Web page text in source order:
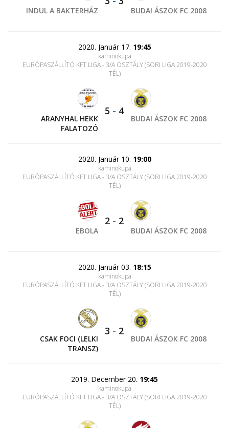
INDUL A BAKTERHÁZ BUDAI ÁSZOK FC 2008
2020. Január 17. 19:45
kaminokupa
EURÓPASZÁLLÍTÓ KFT LIGA - 3/A OSZTÁLY (SORI LIGA 2019-2020
TÉL)
ARANYHAL HEKK
FALATOZÓ
5 - 4
BUDAI ÁSZOK FC 2008
2020. Január 10. 19:00
kaminokupa
EURÓPASZÁLLÍTÓ KFT LIGA - 3/A OSZTÁLY (SORI LIGA 2019-2020
TÉL)
EBOLA
2 - 2
BUDAI ÁSZOK FC 2008
2020. Január 03. 18:15
kaminokupa
EURÓPASZÁLLÍTÓ KFT LIGA - 3/A OSZTÁLY (SORI LIGA 2019-2020
TÉL)
CSAK FOCI (LELKI
TRANSZ)
3 - 2
BUDAI ÁSZOK FC 2008
2019. December 20. 19:45
kaminokupa
EURÓPASZÁLLÍTÓ KFT LIGA - 3/A OSZTÁLY (SORI LIGA 2019-2020
TÉL)